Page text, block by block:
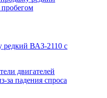
редкий ВАЗ-2110 с